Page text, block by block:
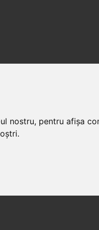
nostru, pentru afișa